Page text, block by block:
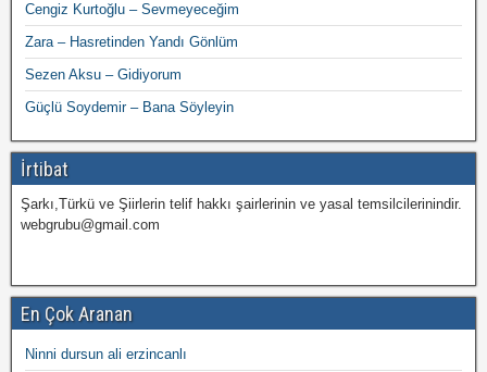
Cengiz Kurtoğlu – Sevmeyeceğim
Zara – Hasretinden Yandı Gönlüm
Sezen Aksu – Gidiyorum
Güçlü Soydemir – Bana Söyleyin
İrtibat
Şarkı,Türkü ve Şiirlerin telif hakkı şairlerinin ve yasal temsilcilerinindir.
webgrubu@gmail.com
En Çok Aranan
Ninni dursun ali erzincanlı